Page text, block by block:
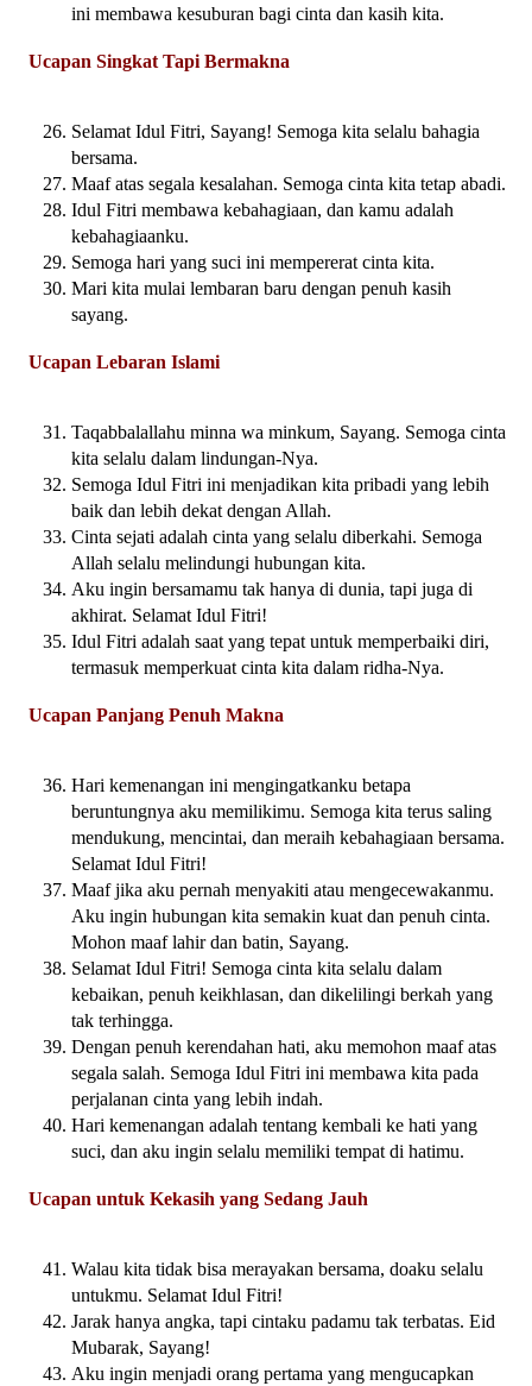
ini membawa kesuburan bagi cinta dan kasih kita.
Ucapan Singkat Tapi Bermakna
Selamat Idul Fitri, Sayang! Semoga kita selalu bahagia
bersama.
Maaf atas segala kesalahan. Semoga cinta kita tetap abadi.
Idul Fitri membawa kebahagiaan, dan kamu adalah
kebahagiaanku.
Semoga hari yang suci ini mempererat cinta kita.
Mari kita mulai lembaran baru dengan penuh kasih
sayang.
Ucapan Lebaran Islami
Taqabbalallahu minna wa minkum, Sayang. Semoga cinta
kita selalu dalam lindungan-Nya.
Semoga Idul Fitri ini menjadikan kita pribadi yang lebih
baik dan lebih dekat dengan Allah.
Cinta sejati adalah cinta yang selalu diberkahi. Semoga
Allah selalu melindungi hubungan kita.
Aku ingin bersamamu tak hanya di dunia, tapi juga di
akhirat. Selamat Idul Fitri!
Idul Fitri adalah saat yang tepat untuk memperbaiki diri,
termasuk memperkuat cinta kita dalam ridha-Nya.
Ucapan Panjang Penuh Makna
Hari kemenangan ini mengingatkanku betapa
beruntungnya aku memilikimu. Semoga kita terus saling
mendukung, mencintai, dan meraih kebahagiaan bersama.
Selamat Idul Fitri!
Maaf jika aku pernah menyakiti atau mengecewakanmu.
Aku ingin hubungan kita semakin kuat dan penuh cinta.
Mohon maaf lahir dan batin, Sayang.
Selamat Idul Fitri! Semoga cinta kita selalu dalam
kebaikan, penuh keikhlasan, dan dikelilingi berkah yang
tak terhingga.
Dengan penuh kerendahan hati, aku memohon maaf atas
segala salah. Semoga Idul Fitri ini membawa kita pada
perjalanan cinta yang lebih indah.
Hari kemenangan adalah tentang kembali ke hati yang
suci, dan aku ingin selalu memiliki tempat di hatimu.
Ucapan untuk Kekasih yang Sedang Jauh
Walau kita tidak bisa merayakan bersama, doaku selalu
untukmu. Selamat Idul Fitri!
Jarak hanya angka, tapi cintaku padamu tak terbatas. Eid
Mubarak, Sayang!
Aku ingin menjadi orang pertama yang mengucapkan